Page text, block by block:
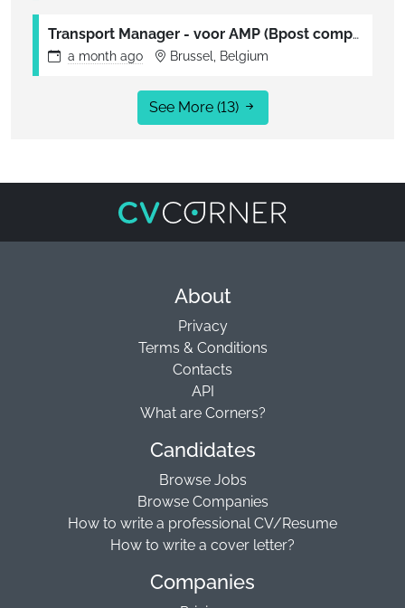
Transport Manager - voor AMP (Bpost company)
a month ago Brussel, Belgium
See More (13)
About
Privacy
Terms & Conditions
Contacts
API
What are Corners?
Candidates
Browse Jobs
Browse Companies
How to write a professional CV/Resume
How to write a cover letter?
Companies